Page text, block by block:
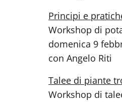
Principi e
Workshop di
domenica 9
con Angelo Riti
Talee di piante
Workshop di